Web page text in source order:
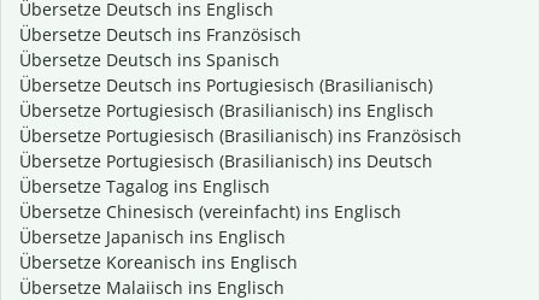
Übersetze Deutsch ins Englisch
Übersetze Deutsch ins Französisch
Übersetze Deutsch ins Spanisch
Übersetze Deutsch ins Portugiesisch (Brasilianisch)
Übersetze Portugiesisch (Brasilianisch) ins Englisch
Übersetze Portugiesisch (Brasilianisch) ins Französisch
Übersetze Portugiesisch (Brasilianisch) ins Deutsch
Übersetze Tagalog ins Englisch
Übersetze Chinesisch (vereinfacht) ins Englisch
Übersetze Japanisch ins Englisch
Übersetze Koreanisch ins Englisch
Übersetze Malaiisch ins Englisch